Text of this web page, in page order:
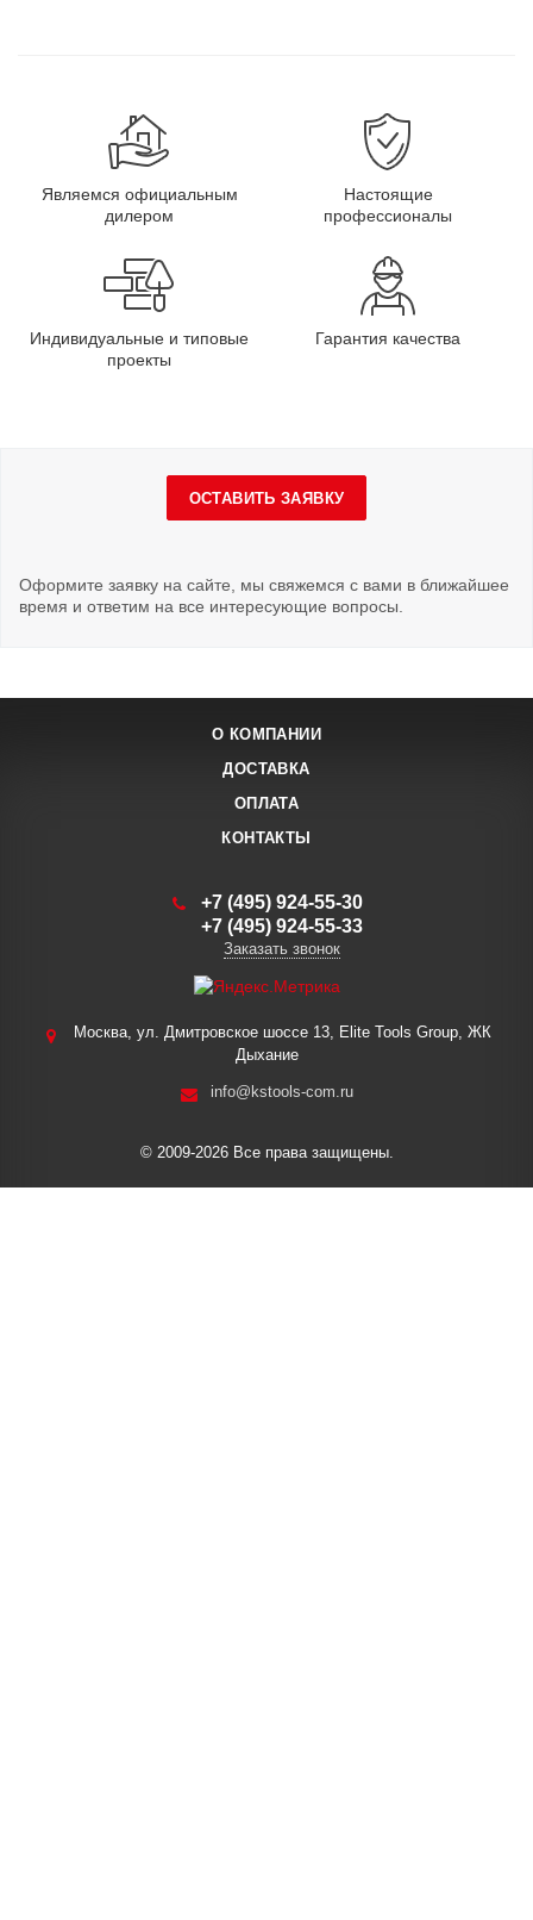
Являемся официальным
дилером
Настоящие
профессионалы
Индивидуальные и типовые
проекты
Гарантия качества
ОСТАВИТЬ ЗАЯВКУ
Оформите заявку на сайте, мы свяжемся с вами в ближайшее
время и ответим на все интересующие вопросы.
О КОМПАНИИ
ДОСТАВКА
ОПЛАТА
КОНТАКТЫ
+7 (495) 924-55-30
+7 (495) 924-55-33
Заказать звонок
Москва, ул. Дмитровское шоссе 13, Elite Tools Group, ЖК
Дыхание
info@kstools-com.ru
© 2009-2026 Все права защищены.